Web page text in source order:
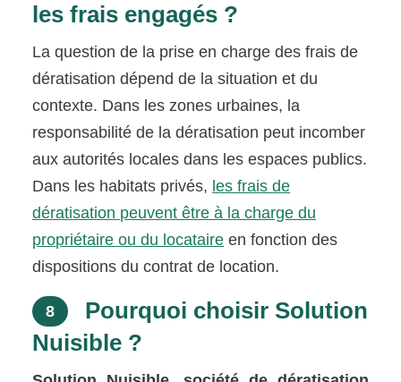
les frais engagés ?
La question de la prise en charge des frais de
dératisation dépend de la situation et du
contexte. Dans les zones urbaines, la
responsabilité de la dératisation peut incomber
aux autorités locales dans les espaces publics.
Dans les habitats privés, les frais de
dératisation peuvent être à la charge du
propriétaire ou du locataire en fonction des
dispositions du contrat de location.
8
Pourquoi choisir Solution
Nuisible ?